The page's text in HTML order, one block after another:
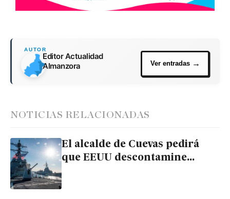
Editor Actualidad
Almanzora
NOTICIAS RELACIONADAS
El alcalde de Cuevas pedirá
que EEUU descontamine